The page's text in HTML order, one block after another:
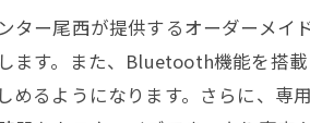
ター尾西が提供するオーダーメイ
ます。また、Bluetooth機能を搭
めるようになります。さらに、専